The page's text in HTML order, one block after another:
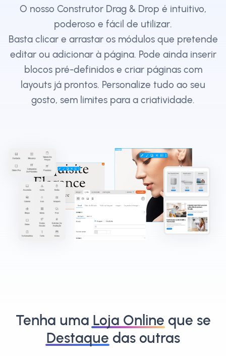
O nosso Construtor Drag & Drop é intuitivo,
poderoso e fácil de utilizar.
Basta clicar e arrastar os módulos que pretende
editar ou adicionar à página. Pode ainda inserir
blocos pré-definidos e criar páginas com
layouts já prontos. Personalize tudo ao seu
gosto, sem limites para a criatividade.
Tenha uma Loja Online que se
Destaque das outras